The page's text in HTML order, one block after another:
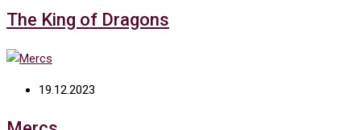
The King of Dragons
19.12.2023